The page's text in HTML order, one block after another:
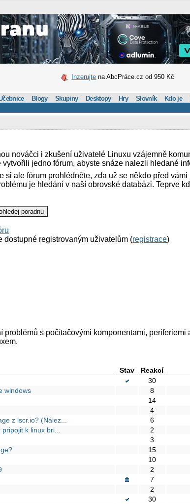
Inzerujte na AbcPráce.cz od 950 Kč
Blogy Skupiny Desktopy Hry Slovník Kdo je
nováčci i zkušení uživatelé Linuxu vzájemně
jedno fórum, abyste snáze nalezli hledané
si ale fórum prohlédněte, zda už se někdo před vámi
je hledání v naší obrovské databázi. Teprve
registrovaným uživatelům (registrace)
problémů s počítačovými komponentami, periferiemi
Stav Reakcí
30
windows
8
14
4
z lscr.io? (Nález...
6
k linux bri...
2
3
15
10
2
7
2
30